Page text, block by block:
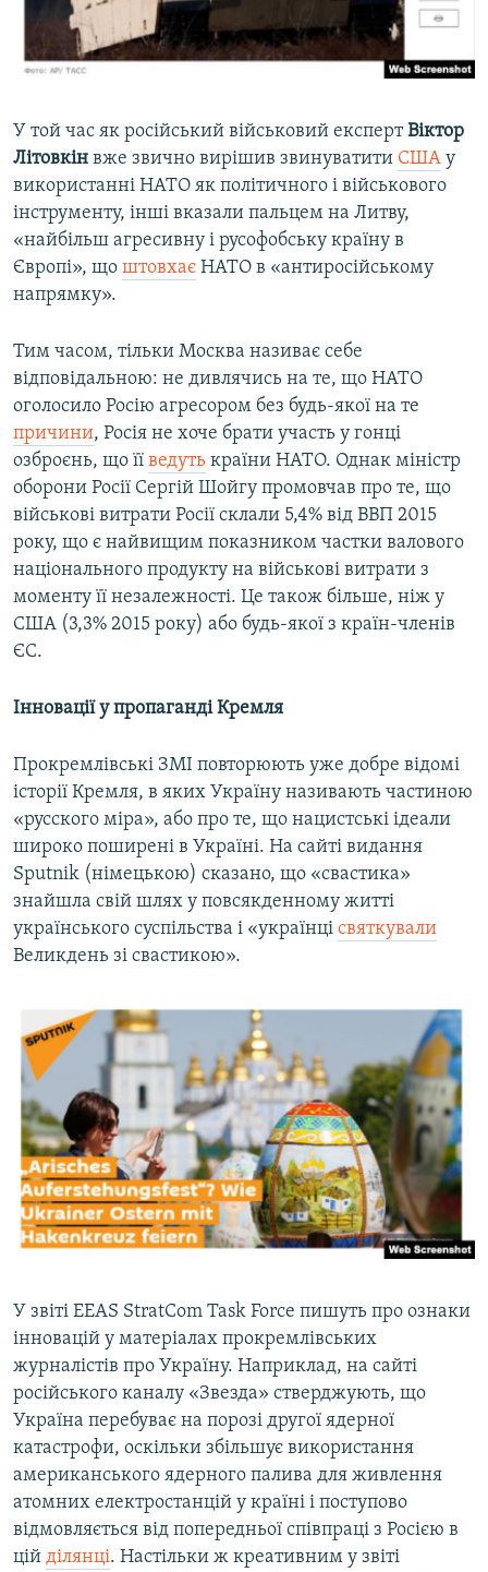
У той час як російський військовий експертВіктор
Літовкін вже звично вирішив звинуватити США у
використанні НАТО як політичного і військового
інструменту, інші вказали пальцем на Литву,
«найбільш агресивну і русофобську країну в
Європі», що штовхає НАТО в «антиросійському
напрямку».
Тим часом, тільки Москва називає себе
відповідальною: не дивлячись на те, що НАТО
оголосило Росію агресором без будь-якої на те
причини, Росія не хоче брати участь у гонці
озброєнь, що її ведуть країни НАТО. Однак міністр
оборони Росії Сергій Шойгу промовчав про те, що
військові витрати Росії склали 5,4% від ВВП 2015
року, що є найвищим показником частки валового
національного продукту на військові витрати з
моменту її незалежності. Це також більше, ніж у
США (3,3% 2015 року) або будь-якої з країн-членів
ЄС.
Інновації у пропаганді Кремля
Прокремлівські ЗМІ повторюють уже добре відомі
історії Кремля, в яких Україну називають частиною
«русского міра», або про те, що нацистські ідеали
широко поширені в Україні. На сайті видання
Sputnik (німецькою) сказано, що «свастика»
знайшла свій шлях у повсякденному житті
українського суспільства і «українці святкували
Великдень зі свастикою».
У звіті EEAS StratCom Task Force пишуть про ознаки
інновацій у матеріалах прокремлівських
журналістів про Україну. Наприклад, на сайті
російського каналу «Звезда» стверджують, що
Україна перебуває на порозі другої ядерної
катастрофи, оскільки збільшує використання
американського ядерного палива для живлення
атомних електростанцій у країні і поступово
відмовляється від попередньої співпраці з Росією в
цій ділянці. Настільки ж креативним у звіті